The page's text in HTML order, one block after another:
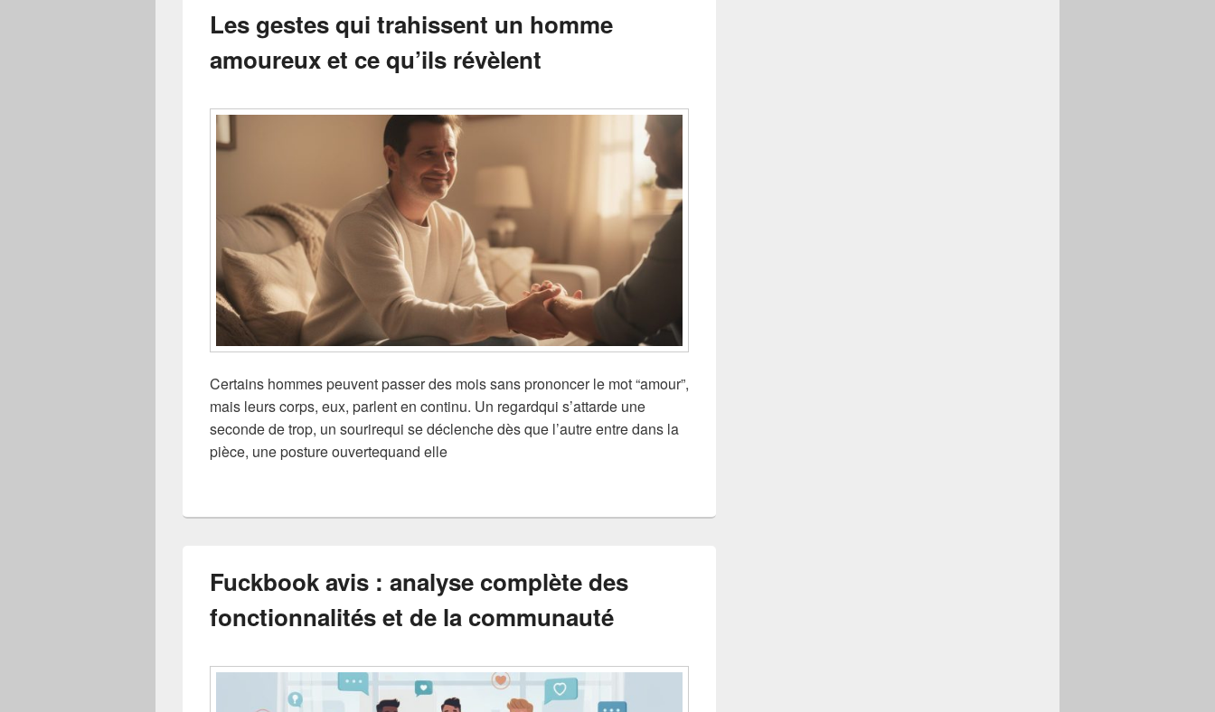
Les gestes qui trahissent un homme
amoureux et ce qu’ils révèlent
Certains hommes peuvent passer des mois sans prononcer le mot “amour”,
mais leurs corps, eux, parlent en continu. Un regardqui s’attarde une
seconde de trop, un sourirequi se déclenche dès que l’autre entre dans la
pièce, une posture ouvertequand elle
Fuckbook avis : analyse complète des
fonctionnalités et de la communauté